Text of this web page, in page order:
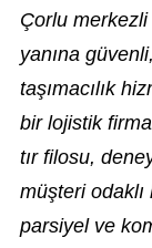
Çorlu
yanına
taşımacılık
bir lojistik
tır filosu,
müşteri odaklı
parsiyel ve